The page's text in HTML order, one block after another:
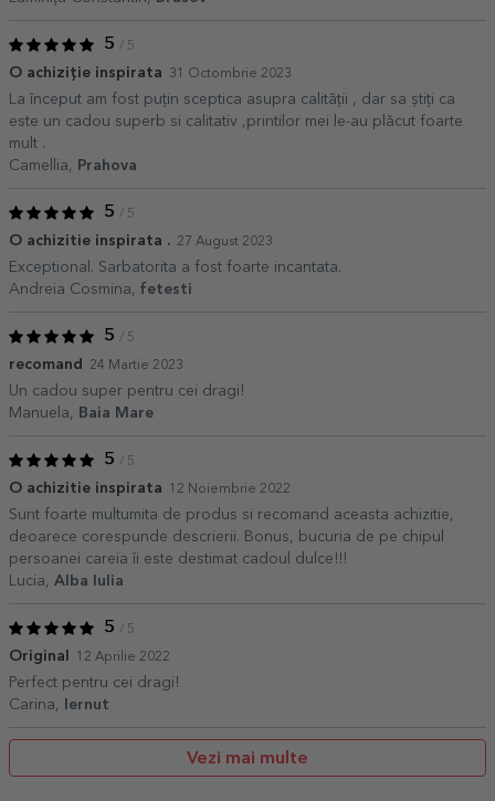
5 / 5
O achiziție inspirata 31 Octombrie 2023
La început am fost puțin sceptica asupra calității , dar sa știți ca
este un cadou superb si calitativ ,printilor mei le-au plăcut foarte
mult .
Camellia,
Prahova
5 / 5
O achizitie inspirata . 27 August 2023
Exceptional. Sarbatorita a fost foarte incantata.
Andreia Cosmina, fetesti
5 / 5
recomand 24 Martie 2023
Un cadou super pentru cei dragi!
Manuela,
Baia Mare
5 / 5
O achizitie inspirata 12 Noiembrie 2022
Sunt foarte multumita de produs si recomand aceasta achizitie,
deoarece corespunde descrierii. Bonus, bucuria de pe chipul
persoanei careia îi este destimat cadoul dulce!!!
Lucia, Alba Iulia
5 / 5
Original 12 Aprilie 2022
Perfect pentru cei dragi!
Carina,
Iernut
Vezi mai multe